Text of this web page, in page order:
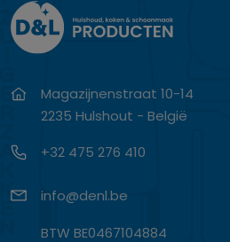
Magazijnenstraat 10-14
2235 Hulshout - België
+32 475 276 410
info@denl.be
BTW BE0467104884